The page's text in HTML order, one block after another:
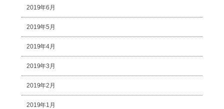
2019年6月
2019年5月
2019年4月
2019年3月
2019年2月
2019年1月